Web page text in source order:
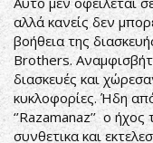
αλλά κανείς δεν
βοήθεια της
Brothers.
διασκευές και
κυκλοφορίες. Ήδη
‘’Razamanaz’’ ο
συνθετικα και